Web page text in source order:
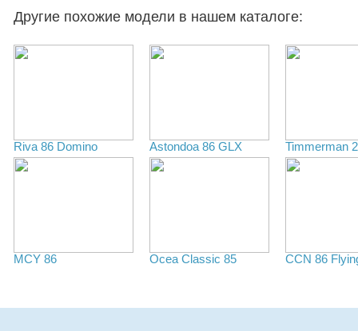
Другие похожие модели в нашем каталоге:
Riva 86 Domino Astondoa 86 GLX Timmerman
MCY 86 Ocea Classic 85 CCN 86